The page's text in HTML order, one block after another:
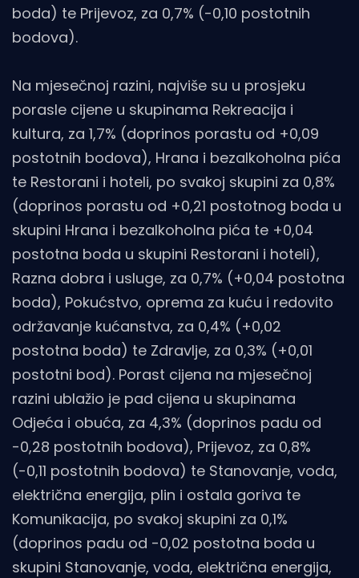
boda) te Prijevoz, za 0,7% (-0,10 postotnih
bodova).
Na mjesečnoj razini, najviše su u prosjeku
porasle cijene u skupinama Rekreacija i
kultura, za 1,7% (doprinos porastu od +0,09
postotnih bodova), Hrana i bezalkoholna pića
te Restorani i hoteli, po svakoj skupini za 0,8%
(doprinos porastu od +0,21 postotnog boda u
skupini Hrana i bezalkoholna pića te +0,04
postotna boda u skupini Restorani i hoteli),
Razna dobra i usluge, za 0,7% (+0,04 postotna
boda), Pokućstvo, oprema za kuću i redovito
održavanje kućanstva, za 0,4% (+0,02
postotna boda) te Zdravlje, za 0,3% (+0,01
postotni bod). Porast cijena na mjesečnoj
razini ublažio je pad cijena u skupinama
Odjeća i obuća, za 4,3% (doprinos padu od
-0,28 postotnih bodova), Prijevoz, za 0,8%
(-0,11 postotnih bodova) te Stanovanje, voda,
električna energija, plin i ostala goriva te
Komunikacija, po svakoj skupini za 0,1%
(doprinos padu od -0,02 postotna boda u
skupini Stanovanje, voda, električna energija,